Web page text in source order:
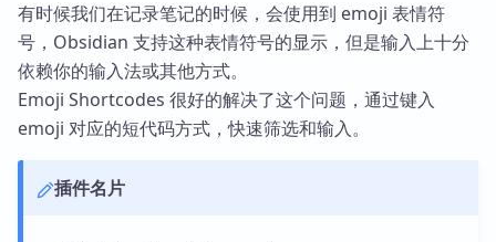
有时候我们在记录笔记的时候，会使用到 emoji 表情符
号，Obsidian 支持这种表情符号的显示，但是输入上十分
依赖你的输入法或其他方式。
Emoji Shortcodes 很好的解决了这个问题，通过键入
emoji 对应的短代码方式，快速筛选和输入。
插件名片